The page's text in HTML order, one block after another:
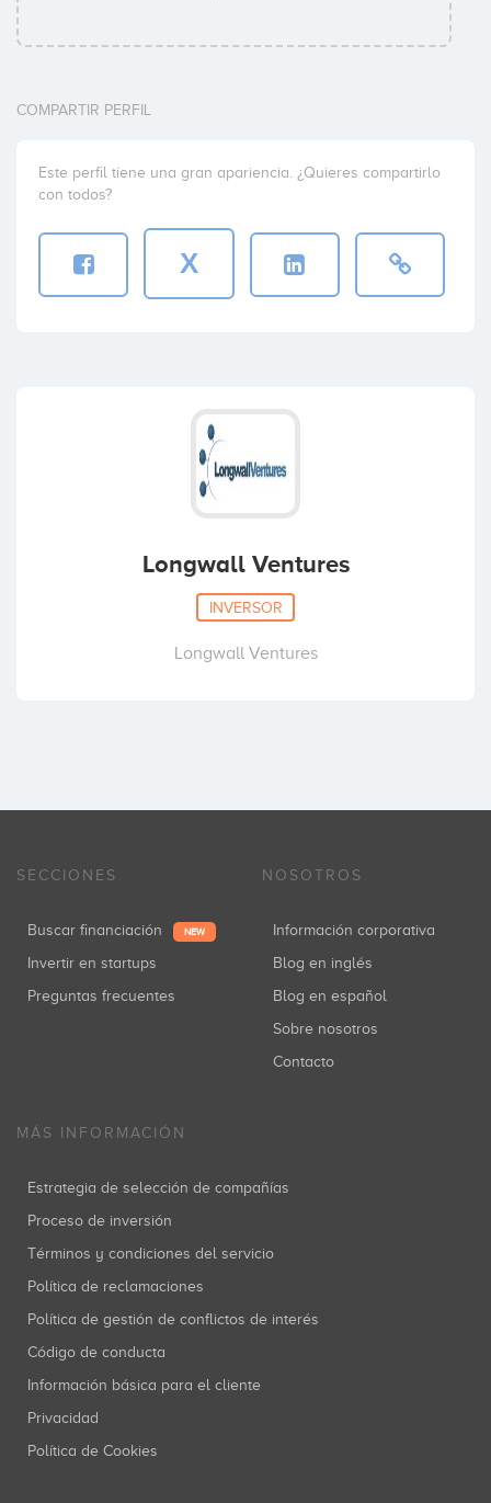
COMPARTIR PERFIL
Este perfil tiene una gran apariencia. ¿Quieres compartirlo
con todos?
X
Longwall Ventures
INVERSOR
Longwall Ventures
SECCIONES
Buscar financiación NEW
Invertir en startups
Preguntas frecuentes
NOSOTROS
Información corporativa
Blog en inglés
Blog en español
Sobre nosotros
Contacto
MÁS INFORMACIÓN
Estrategia de selección de compañías
Proceso de inversión
Términos y condiciones del servicio
Política de reclamaciones
Política de gestión de conflictos de interés
Código de conducta
Información básica para el cliente
Privacidad
Política de Cookies